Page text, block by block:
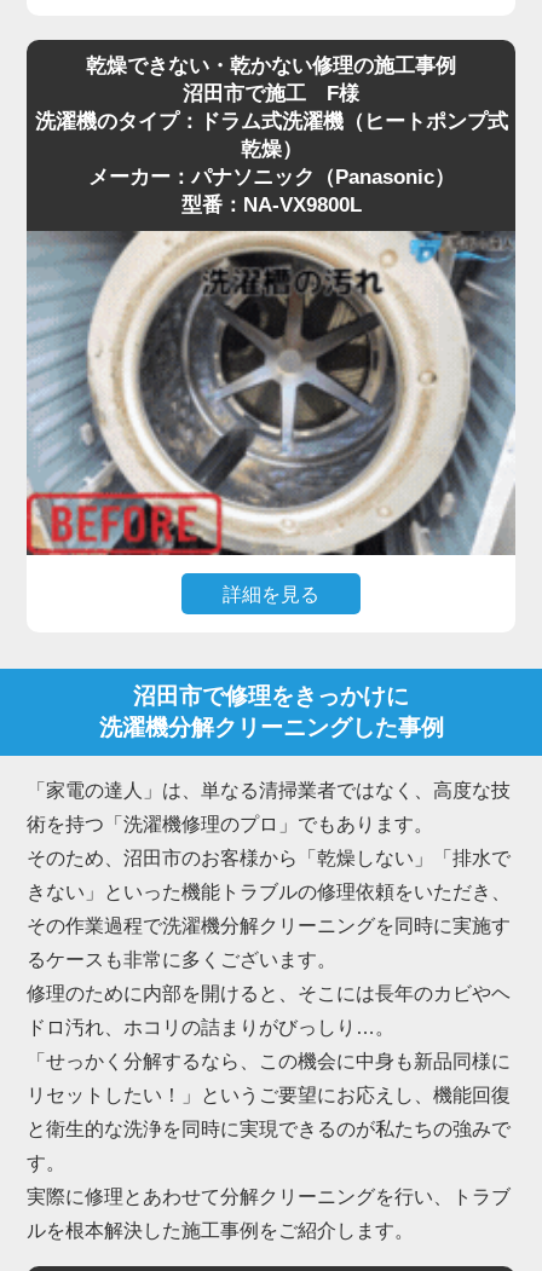
物に黒いカス（ワカメ）が付く」「洗ってもなんと
なくカビ臭い」といったお悩みはありませんか？
実はそれ、洗濯槽の裏側にびっしりとこびりついた
黒カビや、溶け残った洗剤カスが原因です。
特に沼田市は、設置環境や湿気の影響もあり、購入
から数年で見えない場所がカビだらけになっている
ケースが珍しくありません。
市販のクリーナーによる「つけ置き」だけでは落と
しきれない頑固な汚れには、プロによる洗濯機分解
クリーニングが最も効果的です。
私たち「家電の達人」は、洗濯槽を丸ごと取り外し
て物理的に削ぎ落とす洗濯機分解クリーニングのプ
ロフェッショナルです。
沼田市にお住まいのお客様からも、「新品みたいに
ピカピカになった」「嫌なニオイが消えて柔軟剤の
香りが戻った」と多くの喜びの声をいただいていま
乾燥できない・乾かない修理の施工事例
沼田市で施工 F様
洗濯機のタイプ：ドラム式洗濯機（ヒートポンプ式
乾燥）
メーカー：パナソニック（Panasonic）
型番：NA-VX9800L
詳細を見る
「乾燥時間が長くなった」「乾かない・生乾きにな
る」「乾燥中にエラーで止まる」といったトラブル
これらは内部のダクトや熱交換器にホコリが詰まる
ことが主な原因で、放置すると故障に繋がります。
また、排水ホース内部に繊維くずやヘドロ状の汚れ
が溜まり、「排水されない」「排水エラーが出る」
という不具合も沼田市で急増しています。
これらは構造上、ご家庭でのお手入れには限界があ
るため、プロによる洗濯機分解クリーニングが不可
欠です。
「家電の達人」では、沼田市にて数多くの洗濯機分
解クリーニングを行い、内部の深刻な詰まりを解消
もちろん、ドラム特有の嫌なニオイや黒カビも一
掃。
沼田市で修理をきっかけに
洗濯機分解クリーニングした事例
「家電の達人」は、単なる清掃業者ではなく、高度な技
術を持つ「洗濯機修理のプロ」でもあります。
そのため、沼田市のお客様から「乾燥しない」「排水で
きない」といった機能トラブルの修理依頼をいただき、
その作業過程で洗濯機分解クリーニングを同時に実施す
るケースも非常に多くございます。
修理のために内部を開けると、そこには長年のカビやヘ
ドロ汚れ、ホコリの詰まりがびっしり…。
「せっかく分解するなら、この機会に中身も新品同様に
リセットしたい！」というご要望にお応えし、機能回復
と衛生的な洗浄を同時に実現できるのが私たちの強みで
す。
実際に修理とあわせて分解クリーニングを行い、トラブ
ルを根本解決した施工事例をご紹介します。